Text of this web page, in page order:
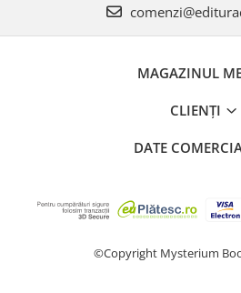
MAGAZINUL
CLIENȚI
DATE
©Copyright Mysterium